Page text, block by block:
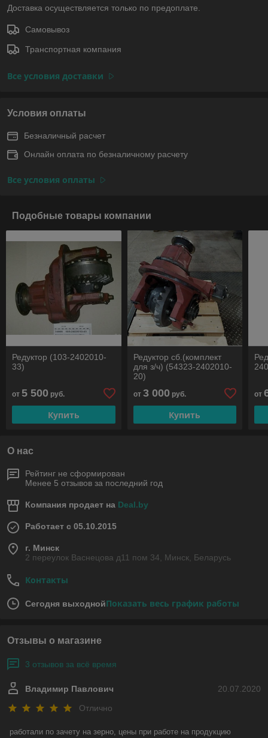
Доставка осуществляется только по предоплате.
Самовывоз
Транспортная компания
Все условия доставки
Условия оплаты
Безналичный расчет
Онлайн оплата по безналичному расчету
Все условия оплаты
Подобные товары компании
Редуктор (103-2402010-
33)
от 5 500 руб.
Купить
Редуктор сб.(комплект
для з/ч) (54323-2402010-
20)
от 3 000 руб.
Купить
от
О нас
Рейтинг не сформирован
Менее 5 отзывов за последний год
Компания продает на Deal.by
Работает с 05.10.2015
г. Минск
2 переулок Васнецова д11 пом 34, Минск, Беларусь
Контакты
Сегодня выходнойПоказать весь график работы
Отзывы о магазине
3 отзывов за всё время
20.07.2020
Владимир Павлович
Отлично
работали по зачету на зерно, цены при работе на продукцию